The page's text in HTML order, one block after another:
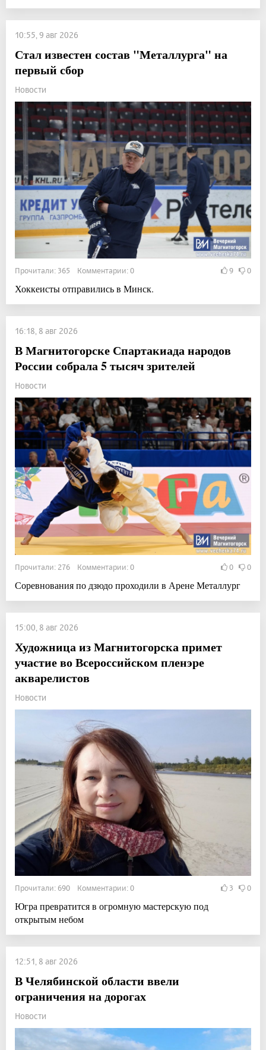
10:55, 9 авг 2026
Стал известен состав "Металлурга" на
первый сбор
Новости
Прочитали: 365 Комментарии: 0 9 0
Хоккеисты отправились в Минск.
16:18, 8 авг 2026
В Магнитогорске Спартакиада народов
России собрала 5 тысяч зрителей
Новости
Прочитали: 276 Комментарии: 0 0 0
Соревнования по дзюдо проходили в Арене Металлург
15:00, 8 авг 2026
Художница из Магнитогорска примет
участие во Всероссийском пленэре
акварелистов
Новости
Прочитали: 690 Комментарии: 0 3 0
Югра превратится в огромную мастерскую под
открытым небом
12:51, 8 авг 2026
В Челябинской области ввели
ограничения на дорогах
Новости